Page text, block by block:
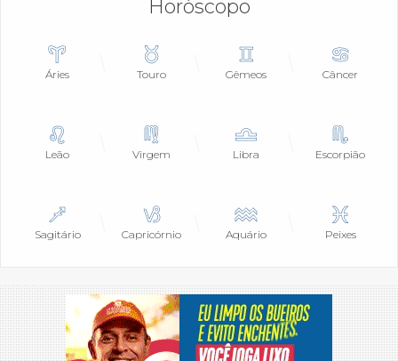
Horóscopo
Áries Touro Gêmeos Câncer
Leão Virgem Libra Escorpião
Sagitário Capricórnio Aquário Peixes